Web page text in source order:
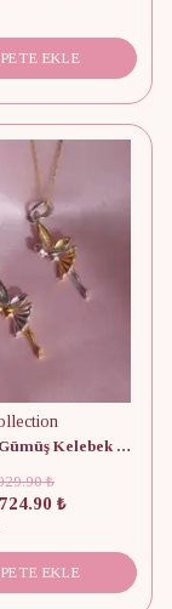
EKLE
Fairy 925 Gümüş Kelebek Kolye
₺
₺
EKLE